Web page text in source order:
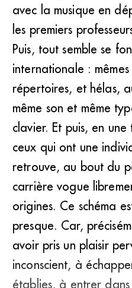
avec la musique en
les premiers
Puis, tout semble se
internationale : mêmes
répertoires, et hélas,
même son et même
clavier. Et puis, en
ceux qui ont une
retrouve, au bout du
carrière vogue
origines. Ce schéma
presque. Car,
avoir pris un plaisir
inconscient, à
établies, à entrer